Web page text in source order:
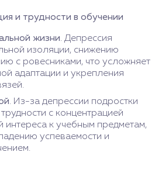
и трудности в обучении
жизни. Депрессия
изоляции, снижению
с ровесниками, что усложняет
адаптации и укрепления
. Из-за депрессии подростки
с концентрацией
интереса к учебным предметам,
успеваемости и